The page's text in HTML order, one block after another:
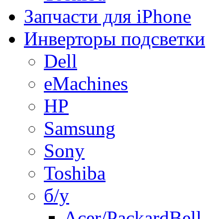
Запчасти для iPhone
Инверторы подсветки
Dell
eMachines
HP
Samsung
Sony
Toshiba
б/у